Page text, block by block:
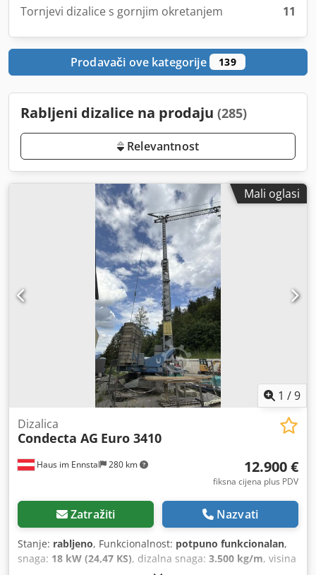
Tornjevi dizalice s gornjim okretanjem
11
Prodavači ove kategorije 139
Rabljeni dizalice na prodaju (285)
Relevantnost
Mali oglasi
1 /9
Haus im Ennstal 280 km
Dizalica
Condecta AG Euro 3410
12.900 €
fiksna cijena plus PDV
Zatražiti Nazvati
Stanje: rabljeno, Funkcionalnost: potpuno funkcionalan,
snaga: 18 kW (24,47 KS), dizalna snaga: 3.500 kg/m, visina